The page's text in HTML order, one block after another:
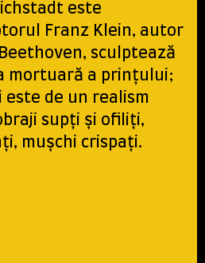
este
Franz Klein, autor
sculptează
mortuară a prințului;
de un realism
supți și ofiliți,
mușchi crispați.